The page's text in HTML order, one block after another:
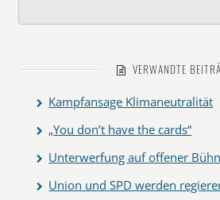
VERWANDTE
Kampfansage Klimaneutralität
„You don’t have the cards“
Unterwerfung auf offener
Union und SPD werden